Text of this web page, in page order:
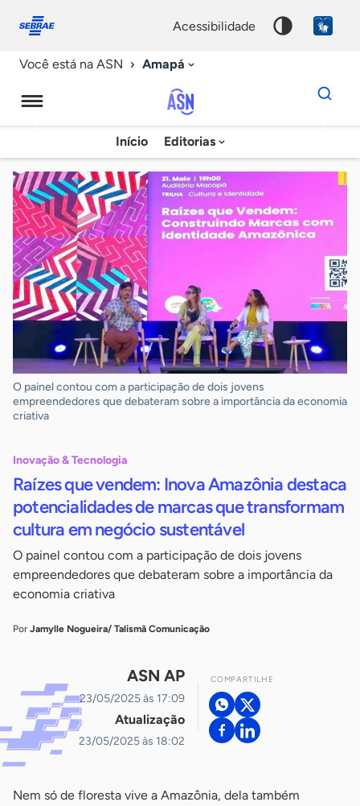
conosco
acessibilidade
Você está na ASN Amapá
Agência
Sebrae
de
Notícias
Início Editorias
Dados
para
chave
O painel contou com a participação de dois jovens
empreendedores que debateram sobre a importância da economia
criativa
Inovação & Tecnologia
Raízes que vendem: Inova Amazônia destaca
potencialidades de marcas que transformam
cultura em negócio sustentável
O painel contou com a participação de dois jovens
empreendedores que debateram sobre a importância da
economia criativa
Por Jamylle Nogueira/ Talismã Comunicação
ASN AP
23/05/2025 às 17:09
Atualização
23/05/2025 às 18:02
COMPARTILHE
Nem só de floresta vive a Amazônia, dela também